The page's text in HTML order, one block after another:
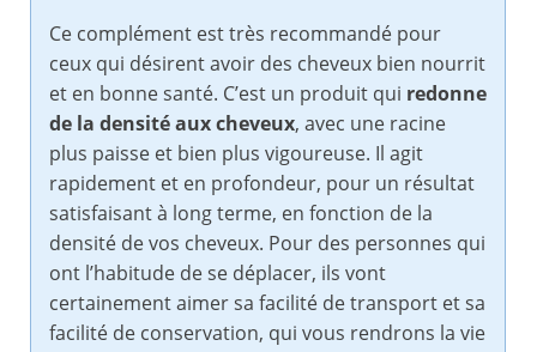
Ce complément est très recommandé pour
ceux qui désirent avoir des cheveux bien nourrit
et en bonne santé. C’est un produit qui redonne
de la densité aux cheveux, avec une racine
plus paisse et bien plus vigoureuse. Il agit
rapidement et en profondeur, pour un résultat
satisfaisant à long terme, en fonction de la
densité de vos cheveux. Pour des personnes qui
ont l’habitude de se déplacer, ils vont
certainement aimer sa facilité de transport et sa
facilité de conservation, qui vous rendrons la vie